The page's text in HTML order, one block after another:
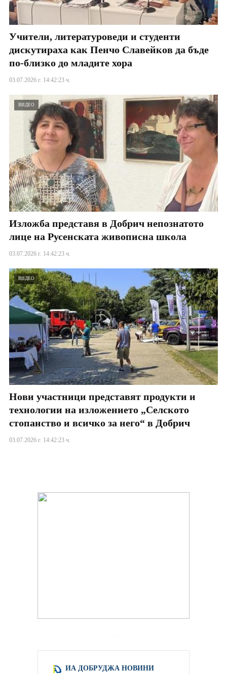
Учители, литературоведи и студенти
дискутираха как Пенчо Славейков да бъде
по-близко до младите хора
03.07.2026 г. 14:42:23 ч.
ВИДЕО
Изложба представя в Добрич непознатото
лице на Русенската живописна школа
03.07.2026 г. 14:42:23 ч.
ВИДЕО
Нови участници представят продукти и
технологии на изложението „Селското
стопанство и всичко за него“ в Добрич
03.07.2026 г. 14:42:23 ч.
ИА ДОБРУДЖА НОВИНИ